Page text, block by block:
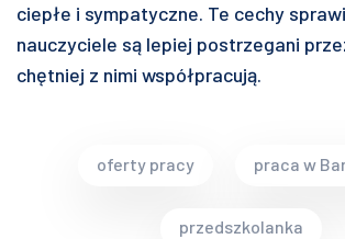
ciepłe i sympatyczne. Te cechy
nauczyciele są lepiej postrzegani
chętniej z nimi współpracują.
oferty pracy praca w
przedszkolanka